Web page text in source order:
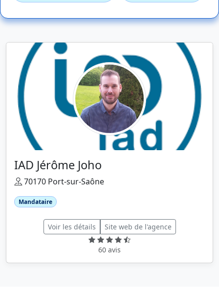
IAD Jérôme Joho
70170 Port-sur-Saône
Mandataire
Voir les détails Site web de l'agence
60 avis